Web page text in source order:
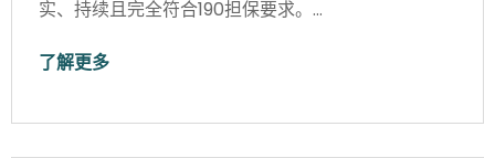
实、持续且完全符合190担保要求。…
了解更多